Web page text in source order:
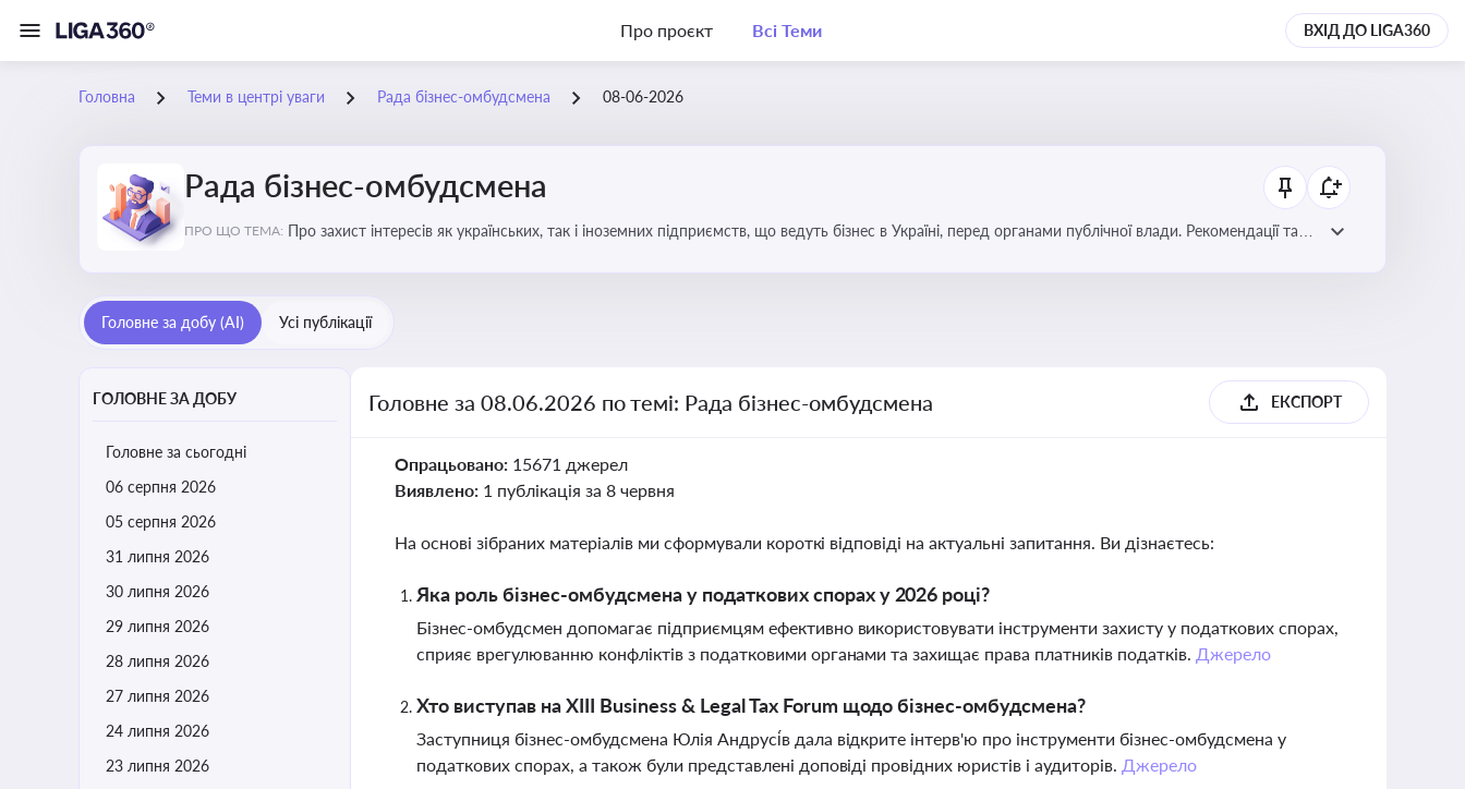
Про проєкт Всі Теми ВХІД ДО LIGA360
Головна Теми в центрі уваги Рада бізнес-омбудсмена 08-06-2026
Рада бізнес-омбудсмена
ПРО ЩО ТЕМА: Про захист інтересів як українських, так і іноземних підприємств, що ведуть бізнес в Україні, перед органами публічної влади. Рекомендації та
Головне за добу (AI) Усі публікації
ГОЛОВНЕ ЗА ДОБУ
Головне за сьогодні
06 серпня 2026
05 серпня 2026
31 липня 2026
30 липня 2026
29 липня 2026
28 липня 2026
27 липня 2026
24 липня 2026
23 липня 2026
Головне за 08.06.2026 по темі: Рада бізнес-омбудсмена ЕКСПОРТ
Опрацьовано: 15671 джерел
Виявлено: 1 публікація за 8 червня
На основі зібраних матеріалів ми сформували короткі відповіді на актуальні запитання. Ви дізнаєтесь:
Яка роль бізнес-омбудсмена у податкових спорах у 2026 році?
Бізнес-омбудсмен допомагає підприємцям ефективно використовувати інструменти захисту у податкових спорах,
сприяє врегулюванню конфліктів з податковими органами та захищає права платників податків. Джерело
Хто виступав на XІІІ Business & Legal Tax Forum щодо бізнес-омбудсмена?
Заступниця бізнес-омбудсмена Юлія Андрусі́в дала відкрите інтерв'ю про інструменти бізнес-омбудсмена у
податкових спорах, а також були представлені доповіді провідних юристів і аудиторів. Джерело